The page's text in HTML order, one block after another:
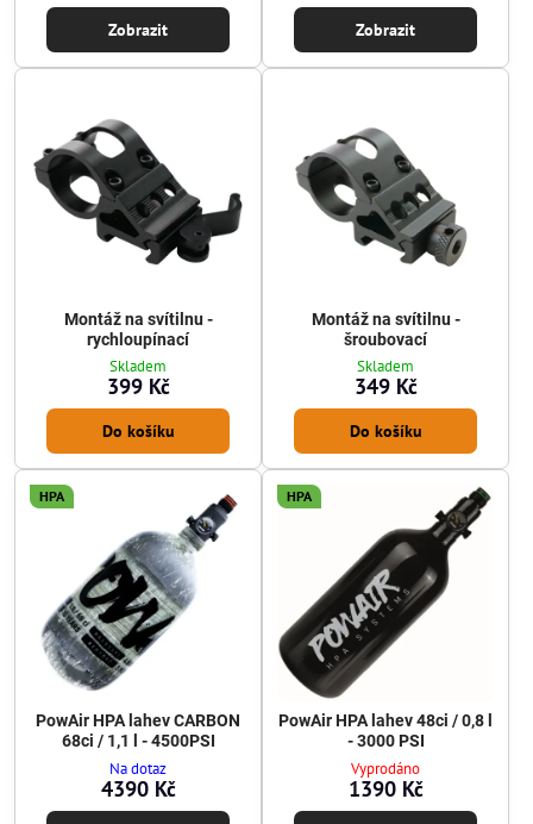
Zobrazit Zobrazit
Montáž na svítilnu -
rychloupínací
Skladem
399 Kč
Do košíku
Montáž na svítilnu -
šroubovací
Skladem
349 Kč
Do košíku
HPA
PowAir HPA lahev CARBON
68ci / 1,1 l - 4500PSI
Na dotaz
4390 Kč
HPA
PowAir HPA lahev 48ci / 0,8 l
- 3000 PSI
Vyprodáno
1390 Kč